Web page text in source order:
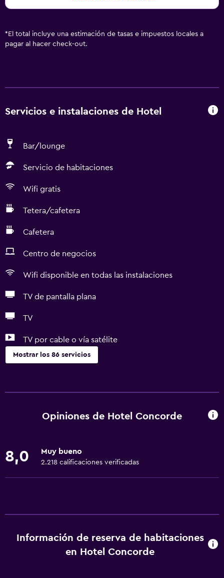
* El total incluye una estimación de tasas e impuestos locales a
pagar al hacer check-out.
Servicios e instalaciones de Hotel
Bar/lounge
Servicio de habitaciones
Wifi gratis
Tetera/cafetera
Cafetera
Centro de negocios
Wifi disponible en todas las instalaciones
TV de pantalla plana
TV
TV por cable o vía satélite
Mostrar los 86 servicios
Salas de conferencia
Servicio de despertador
Servicio de habitaciones
Mostrador de información turística
Opiniones de Hotel Concorde
8,0 Muy bueno
2.218 calificaciones verificadas
Información de reserva de habitaciones
en Hotel Concorde